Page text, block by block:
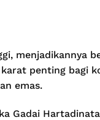
menjadikannya
penting bagi
emas.
Gadai